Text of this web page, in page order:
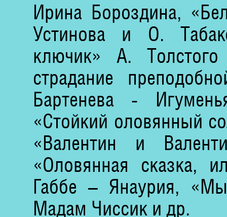
Ирина Бороздина,
Устинова и О.
ключик» А.
страдание
Бартенева -
«Стойкий оловянный
«Валентин и
«Оловянная сказка,
Габбе – Янаурия,
Мадам Чиссик и др.